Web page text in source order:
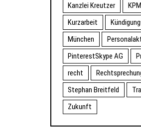
Kanzlei Kreutzer
Kurzarbeit
München
PinterestSkype AG
recht
Stephan Breitfeld
Zukunft